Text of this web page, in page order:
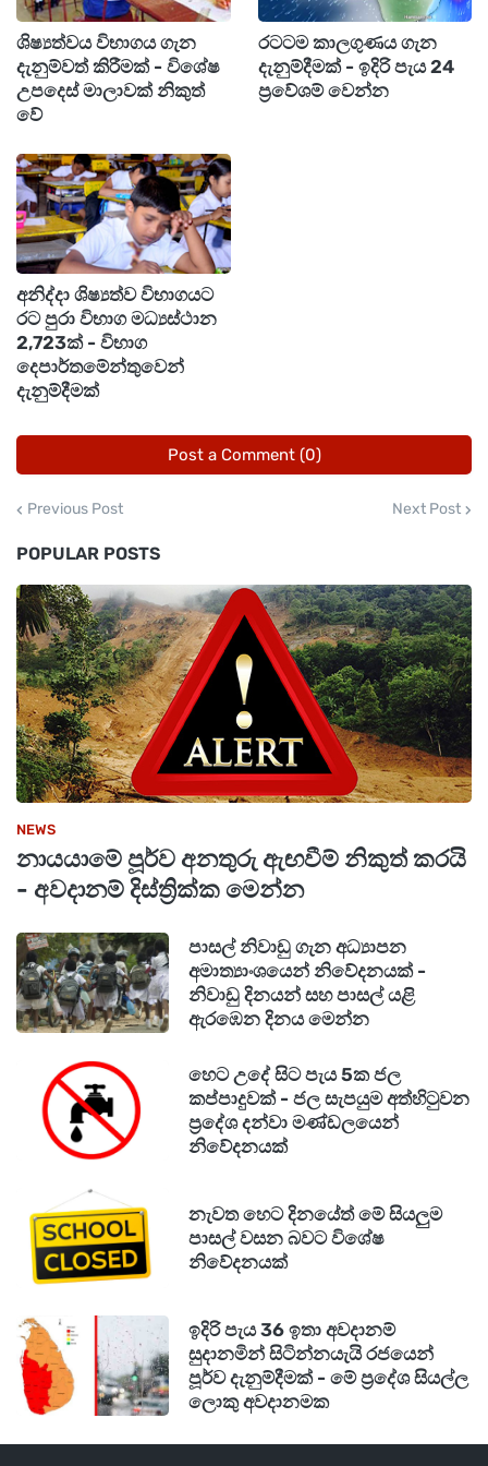
ශිෂ්‍යත්වය විභාගය ගැන
දැනුම්වත් කිරීමක් - විශේෂ
උපදෙස් මාලාවක් නිකුත්
වේ
රටටම කාලගුණය ගැන
දැනුම්දීමක් - ඉදිරි පැය 24
ප්‍රවේශම් වෙන්න
අනිද්දා ශිෂ්‍යත්ව විභාගයට
රට පුරා විභාග මධ්‍යස්ථාන
2,723ක් - විභාග
දෙපාර්තමේන්තුවෙන්
දැනුම්දීමක්
Post a Comment (0)
Previous Post Next Post
POPULAR POSTS
NEWS
නායයාමේ පූර්ව අනතුරු ඇඟවීම් නිකුත් කරයි
- අවදානම් දිස්ත්‍රික්ක මෙන්න
පාසල් නිවාඩු ගැන අධ්‍යාපන
අමාත්‍යාංශයෙන් නිවේදනයක් -
නිවාඩු දිනයන් සහ පාසල් යළි
ඇරඹෙන දිනය මෙන්න
හෙට උදේ සිට පැය 5ක ජල
කප්පාදුවක් - ජල සැපයුම අත්හිටුවන
ප්‍රදේශ දන්වා මණ්ඩලයෙන්
නිවේදනයක්
නැවත හෙට දිනයේත් මේ සියලුම
පාසල් වසන බවට විශේෂ
නිවේදනයක්
ඉදිරි පැය 36 ඉතා අවදානම්
සුදානමින් සිටින්නයැයි රජයෙන්
පූර්ව දැනුම්දීමක් - මේ ප්‍රදේශ සියල්ල
ලොකු අවදානමක